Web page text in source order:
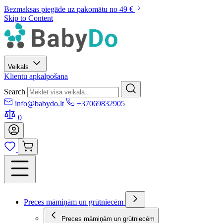
Bezmaksas piegāde uz pakomātu no 49 €
Skip to Content
Veikals
Klientu apkalpošana
Search
info@babydo.lt
+37069832905
0
Preces māmiņām un grūtniecēm
Preces māmiņām un grūtniecēm